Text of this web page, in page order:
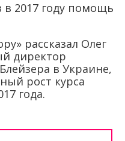
в 2017 году помощь
рассказал Олег
директор
в Украине,
рост курса
года.